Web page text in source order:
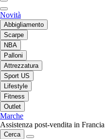
Novità
Abbigliamento
Scarpe
NBA
Palloni
Attrezzatura
Sport US
Lifestyle
Fitness
Outlet
Marche
Assistenza post-vendita in Francia
Cerca